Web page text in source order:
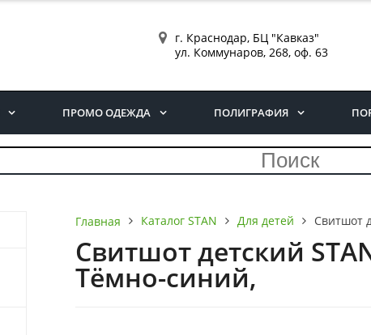
г. Краснодар, БЦ "Кавказ"
ул. Коммунаров, 268, оф. 63
ПРОМО ОДЕЖДА ПОЛИГРАФИЯ
Главная Каталог STAN Для детей Свитшот
Свитшот детский
Тёмно-синий,